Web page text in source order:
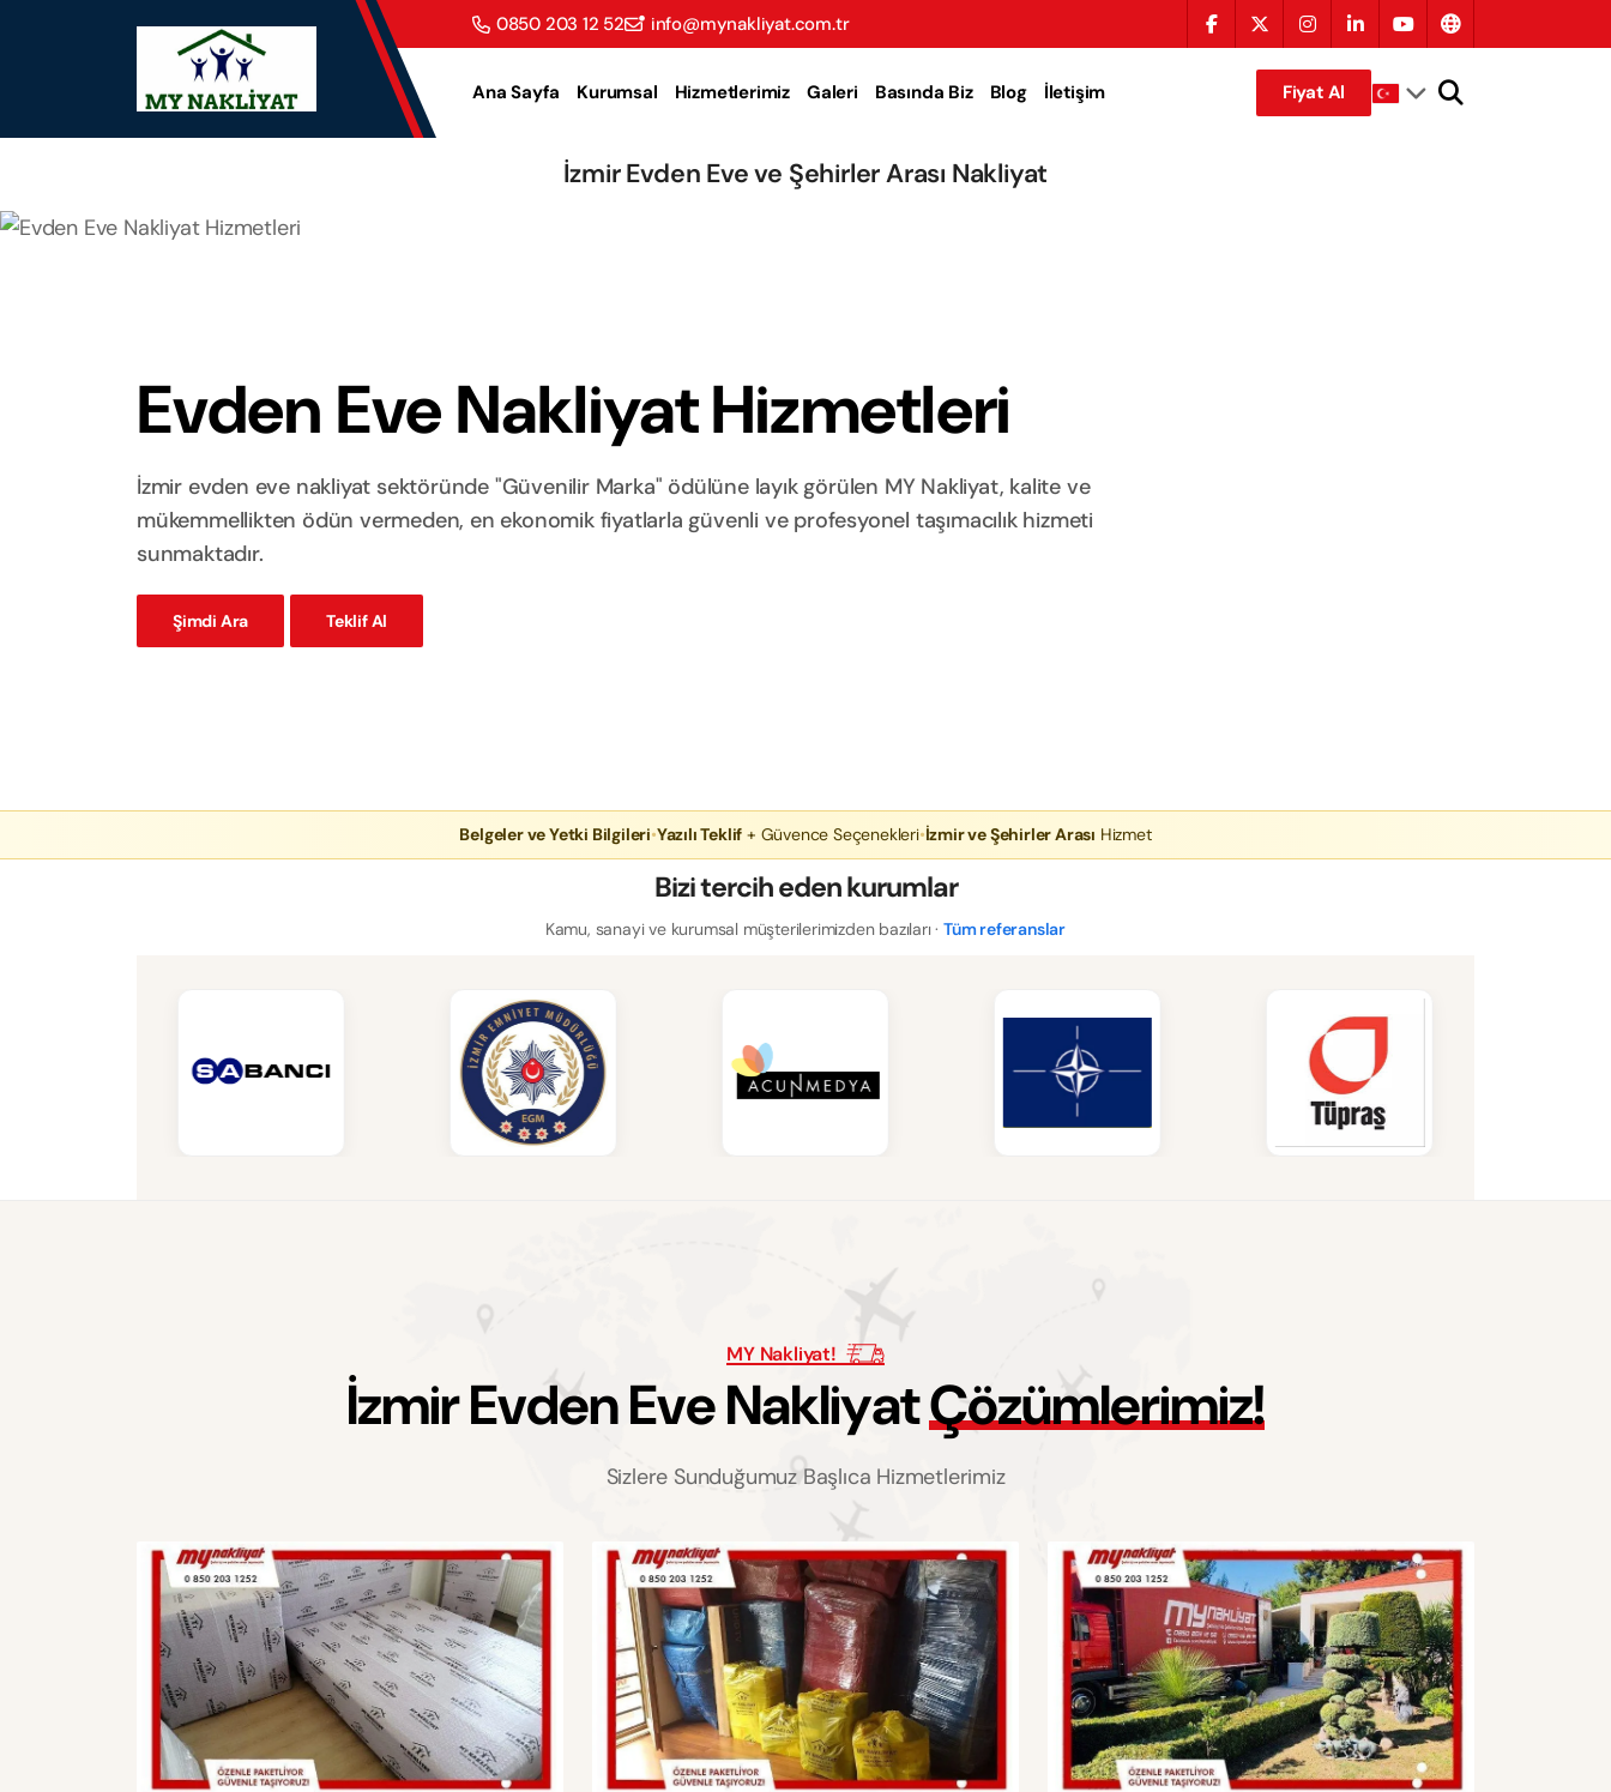
0850 203 12 52 info@mynakliyat.com.tr
Ana Sayfa Kurumsal Hizmetlerimiz Galeri Basında Biz Blog İletişim Fiyat Al
İzmir Evden Eve ve Şehirler Arası Nakliyat
Evden Eve Nakliyat Hizmetleri
İzmir evden eve nakliyat sektöründe "Güvenilir Marka" ödülüne layık görülen MY Nakliyat, kalite ve
mükemmellikten ödün vermeden, en ekonomik fiyatlarla güvenli ve profesyonel taşımacılık hizmeti
sunmaktadır.
Şimdi Ara Teklif Al
Belgeler ve Yetki Bilgileri•Yazılı Teklif + Güvence Seçenekleri•İzmir ve Şehirler Arası Hizmet
Bizi tercih eden kurumlar
Kamu, sanayi ve kurumsal müşterilerimizden bazıları ·Tüm referanslar
MY Nakliyat!
İzmirEvdenEveNakliyatÇözümlerimiz!
Sizlere Sunduğumuz Başlıca Hizmetlerimiz